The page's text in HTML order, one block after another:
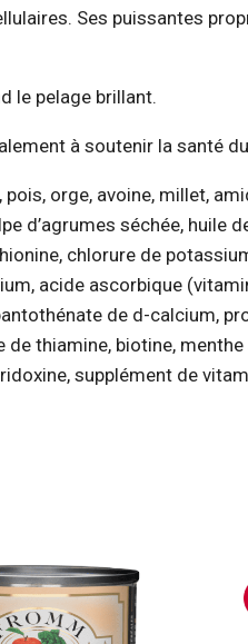
Ses puissantes
le pelage brillant.
à soutenir la santé
orge, avoine, millet,
d’agrumes séchée, huile
chlorure de
acide ascorbique
de d-calcium,
thiamine, biotine,
supplément de